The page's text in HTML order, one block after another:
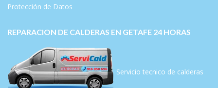
Protección de Datos
REPARACION DE CALDERAS EN GETAFE 24 HORAS
Servicio tecnico de calderas